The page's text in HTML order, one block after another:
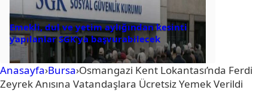
Emekli, dul ve yetim aylığından kesinti
yapılanlar SGK’ya başvurabilecek
Anasayfa›Bursa›Osmangazi Kent Lokantası’nda Ferdi
Zeyrek Anısına Vatandaşlara Ücretsiz Yemek Verildi